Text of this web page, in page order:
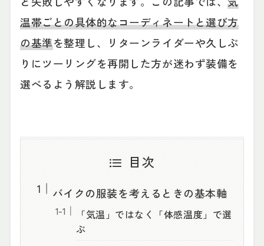
温帯ごとの具体的なコーディネートと選び方
の基準を整理し、リターンライダーや久しぶ
りにツーリングを再開した方が迷わず装備を
選べるよう解説します。
目次
バイクの服装を考えるときの基本軸
「気温」ではなく「体感温度」で選
ぶ